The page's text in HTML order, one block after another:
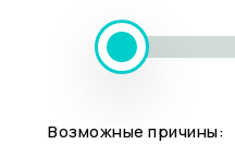
Возможные причины: